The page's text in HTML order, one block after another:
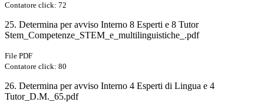
Contatore click: 72
25. Determina per avviso Interno 8 Esperti e 8 Tutor
Stem_Competenze_STEM_e_multilinguistiche_.pdf
File PDF
Contatore click: 80
26. Determina per avviso Interno 4 Esperti di Lingua e 4
Tutor_D.M._65.pdf